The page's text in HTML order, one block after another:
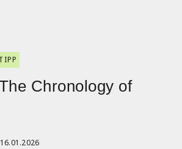
Chronology of
16.01.2026